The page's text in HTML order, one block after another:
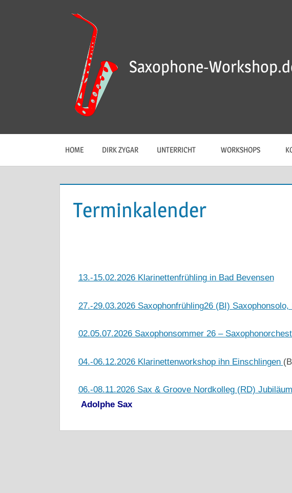
Saxophone-
HOME DIRK ZYGAR UNTERRICHT WORKSHOPS
Terminkalender
13.-15.02.2026 Klarinettenfrühling in Bad Bevensen
27.-29.03.2026 Saxophonfrühling26 (BI)
02.05.07.2026 Saxophonsommer 26 –
04.-06.12.2026 Klarinettenworkshop ihn Einschlingen
06.-08.11.2026 Sax & Groove Nordkolleg (RD)
Adolphe Sax